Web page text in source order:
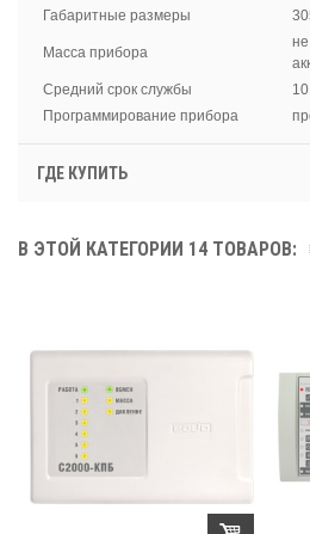
Габаритные размеры
Масса прибора
не
Средний срок службы
Программирование прибора
ГДЕ КУПИТЬ
В ЭТОЙ КАТЕГОРИИ 14 ТОВАРОВ: